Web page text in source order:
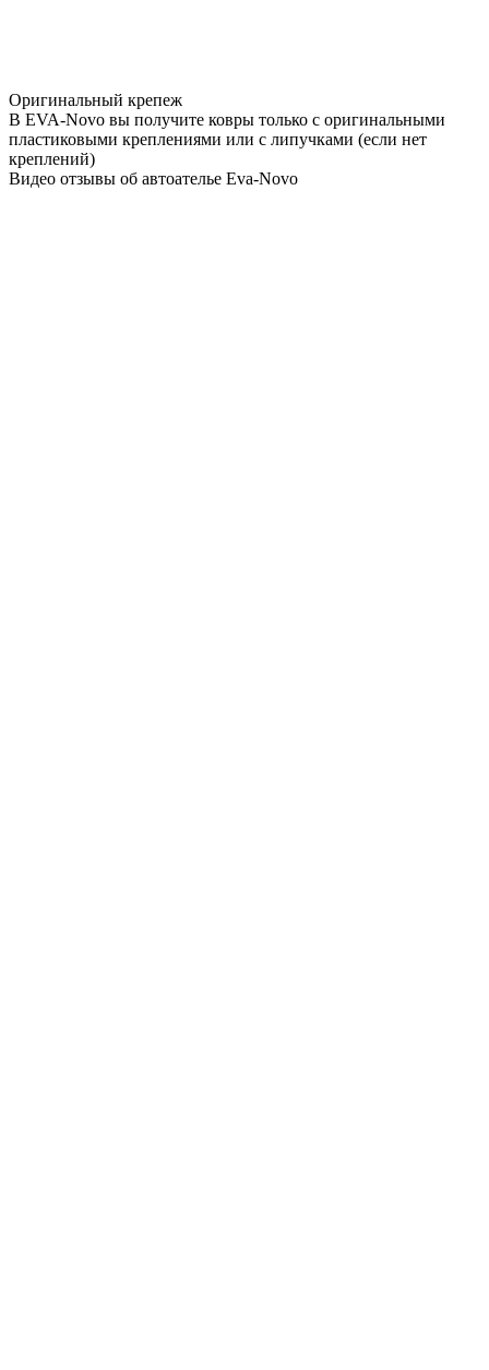
Оригинальный крепеж
В EVA-Novo вы получите ковры только с оригинальными
пластиковыми креплениями или с липучками (если нет
креплений)
Видео отзывы об автоателье Eva-Novo